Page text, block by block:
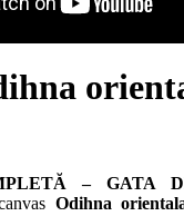
– GATA
Odihna